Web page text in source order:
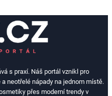
s praxí. Náš portál vznikl pro
neotřelé nápady na jednom místě.
přes moderní trendy v